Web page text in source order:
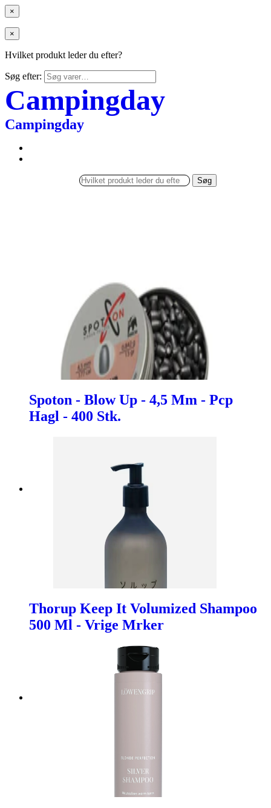
×
×
Hvilket produkt leder du efter?
Søg efter:
Campingday
Campingday
Søg
Spoton - Blow Up - 4,5 Mm - Pcp
Hagl - 400 Stk.
Thorup Keep It Volumized Shampoo
500 Ml - Vrige Mrker